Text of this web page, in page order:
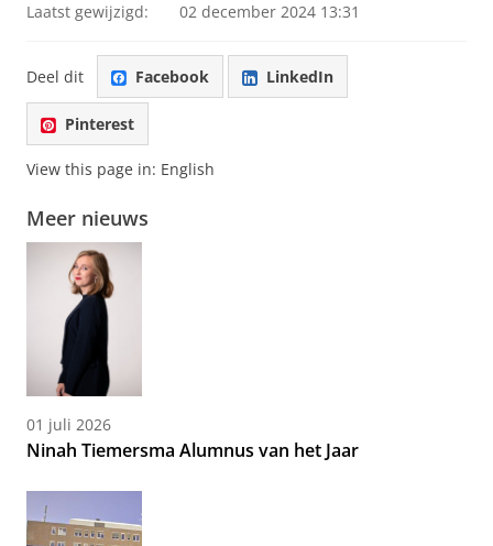
Laatst gewijzigd: 02 december 2024 13:31
Deel dit Facebook LinkedIn
Pinterest
View this page in: English
Meer nieuws
01 juli 2026
Ninah Tiemersma Alumnus van het Jaar